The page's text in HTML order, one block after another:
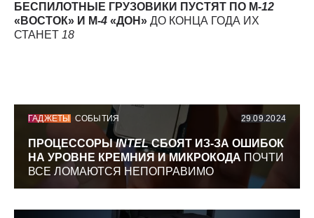
БЕСПИЛОТНЫЕ ГРУЗОВИКИ ПУСТЯТ ПО М-12
«ВОСТОК» И М-4 «ДОН» ДО КОНЦА ГОДА ИХ
СТАНЕТ 18
ГАДЖЕТЫ СОБЫТИЯ 29.09.2024
ПРОЦЕССОРЫINTELСБОЯТ ИЗ-ЗА ОШИБОК
НА УРОВНЕ КРЕМНИЯ И МИКРОКОДА ПОЧТИ
ВСЕ ЛОМАЮТСЯ НЕПОПРАВИМО